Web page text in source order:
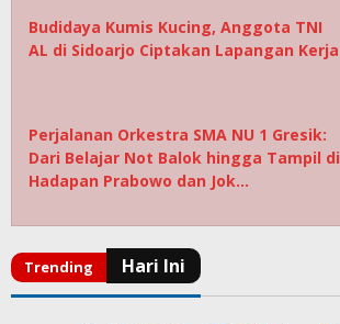
Budidaya Kumis Kucing, Anggota TNI
AL di Sidoarjo Ciptakan Lapangan Kerja
Perjalanan Orkestra SMA NU 1 Gresik:
Dari Belajar Not Balok hingga Tampil di
Hadapan Prabowo dan Jok…